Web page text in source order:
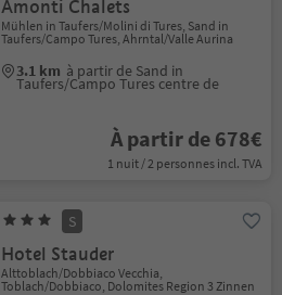
Amonti Chalets
Mühlen in Taufers/Molini di Tures, Sand in
Taufers/Campo Tures, Ahrntal/Valle Aurina
3.1 km à partir de Sand in
Taufers/Campo Tures centre de
À partir de 678€
1 nuit / 2 personnes incl. TVA
S
Hotel Stauder
Alttoblach/Dobbiaco Vecchia,
Toblach/Dobbiaco, Dolomites Region 3 Zinnen